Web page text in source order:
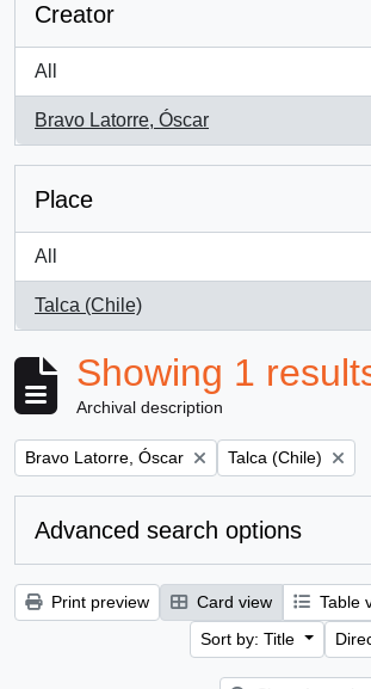
Creator
All
Bravo Latorre, Óscar
, 1 results
Place
All
Talca (Chile)
, 1 results
Showing 1
Archival description
Remove filter:
Bravo Latorre, Óscar Remove filter:
Talca (Chile)
Advanced search options
Print preview Card view
Table
Sort by: Title